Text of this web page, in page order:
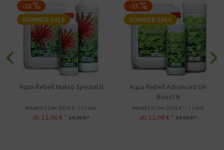
-15
SOMMER SALE
Aqua Rebell Advanced GH
Inhalt 0.5 Liter (25,32 € * / 1 Liter)
ab 12,66 € * 14,90 € *
-15
SOMMER SALE
Aqua Rebell Makro Basic
Phosphat
Inhalt 0.5 Liter (23,62 € * / 1 Liter)
ab 11,81 € * 13,90 € *